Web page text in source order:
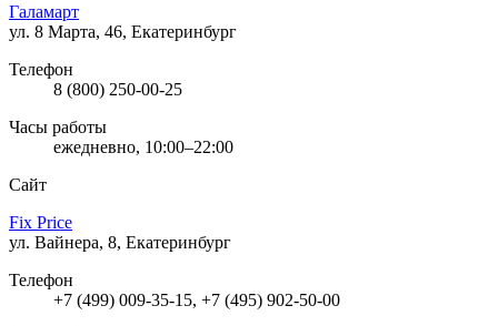
Галамарт
ул. 8 Марта, 46, Екатеринбург
Телефон
8 (800) 250-00-25
Часы работы
ежедневно, 10:00–22:00
Сайт
Fix Price
ул. Вайнера, 8, Екатеринбург
Телефон
+7 (499) 009-35-15, +7 (495) 902-50-00